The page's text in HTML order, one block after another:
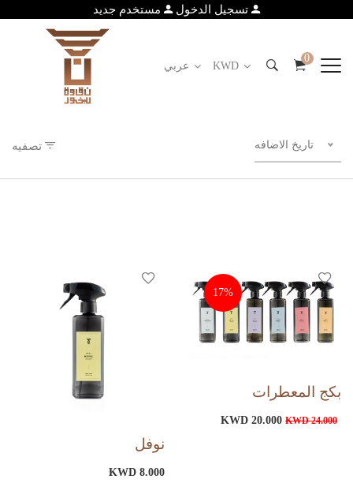
تسجيل الدخول مستخدم جديد
عربي KWD
0
تاريخ الاضافه تصفيه
17%
بكج المعطرات
KWD 20.000 KWD 24.000
نوفل
KWD 8.000